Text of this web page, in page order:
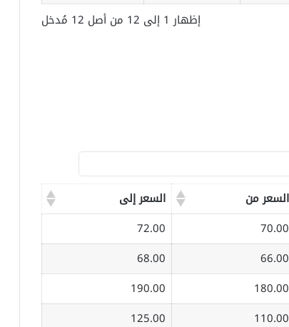
إظهار 1 إلى 12 من أصل 12 مُدخل
السعر من
السعر إلى
70.00
72.00
66.00
68.00
180.00
190.00
110.00
125.00